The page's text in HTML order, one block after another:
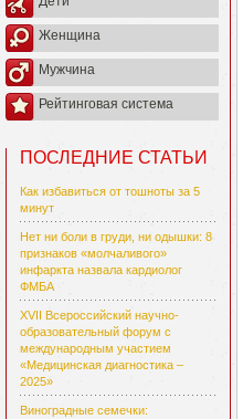
Женщина
Мужчина
Рейтинговая система
ПОСЛЕДНИЕ СТАТЬИ
Как избавиться от тошноты за 5
минут
Нет ни боли в груди, ни одышки: 8
признаков «молчаливого»
инфаркта назвала кардиолог
ФМБА
XVII Всероссийский научно-
образовательный форум с
международным участием
«Медицинская диагностика –
2025»
Виноградные семечки: